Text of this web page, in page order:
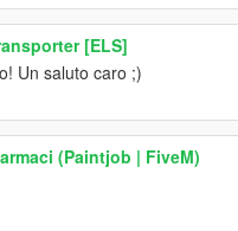
[ELS]
Un saluto caro ;)
(Paintjob | FiveM)